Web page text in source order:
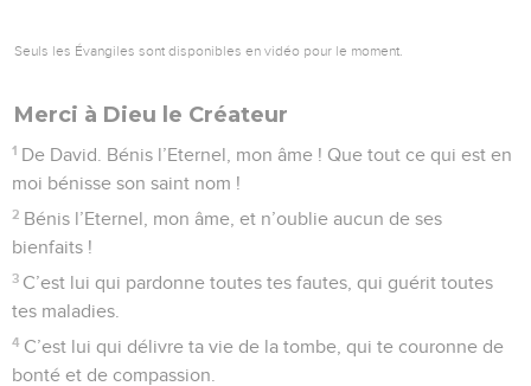
Seuls les Évangiles sont disponibles en vidéo pour le moment.
Merci à Dieu le Créateur
1 De David. Bénis l’Eternel, mon âme ! Que tout ce qui est en
moi bénisse son saint nom !
2 Bénis l’Eternel, mon âme, et n’oublie aucun de ses
bienfaits !
3 C’est lui qui pardonne toutes tes fautes, qui guérit toutes
tes maladies.
4 C’est lui qui délivre ta vie de la tombe, qui te couronne de
bonté et de compassion.